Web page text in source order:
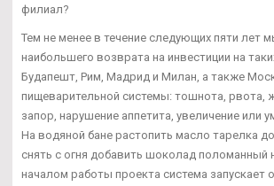
филиал?
Тем не менее в течение следующих пяти лет
наибольшего возврата на инвестиции на
Будапешт, Рим, Мадрид и Милан, а также
пищеварительной системы: тошнота, рвота,
запор, нарушение аппетита, увеличение или
На водяной бане растопить масло тарелка
снять с огня добавить шоколад поломанный
началом работы проекта система запускает